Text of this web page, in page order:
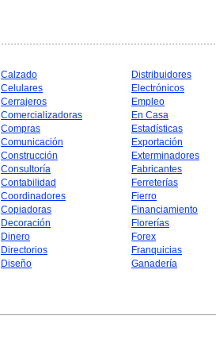
Calzado
Celulares
Cerrajeros
Comercializadoras
Compras
Comunicación
Construcción
Consultoría
Contabilidad
Coordinadores
Copiadoras
Decoración
Dinero
Directorios
Diseño
Distribuidores
Electrónicos
Empleo
En Casa
Estadísticas
Exportación
Exterminadores
Fabricantes
Ferreterías
Fierro
Financiamiento
Florerías
Forex
Franquicias
Ganadería